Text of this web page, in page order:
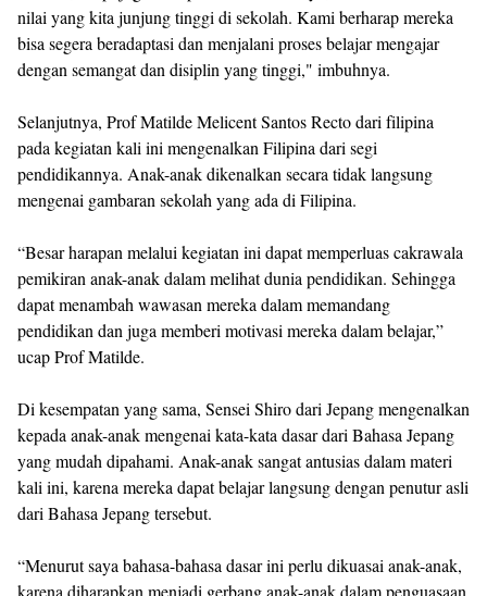
nilai yang kita junjung tinggi di sekolah. Kami berharap mereka
bisa segera beradaptasi dan menjalani proses belajar mengajar
dengan semangat dan disiplin yang tinggi," imbuhnya.
Selanjutnya, Prof Matilde Melicent Santos Recto dari filipina
pada kegiatan kali ini mengenalkan Filipina dari segi
pendidikannya. Anak-anak dikenalkan secara tidak langsung
mengenai gambaran sekolah yang ada di Filipina.
“Besar harapan melalui kegiatan ini dapat memperluas cakrawala
pemikiran anak-anak dalam melihat dunia pendidikan. Sehingga
dapat menambah wawasan mereka dalam memandang
pendidikan dan juga memberi motivasi mereka dalam belajar,”
ucap Prof Matilde.
Di kesempatan yang sama, Sensei Shiro dari Jepang mengenalkan
kepada anak-anak mengenai kata-kata dasar dari Bahasa Jepang
yang mudah dipahami. Anak-anak sangat antusias dalam materi
kali ini, karena mereka dapat belajar langsung dengan penutur asli
dari Bahasa Jepang tersebut.
“Menurut saya bahasa-bahasa dasar ini perlu dikuasai anak-anak,